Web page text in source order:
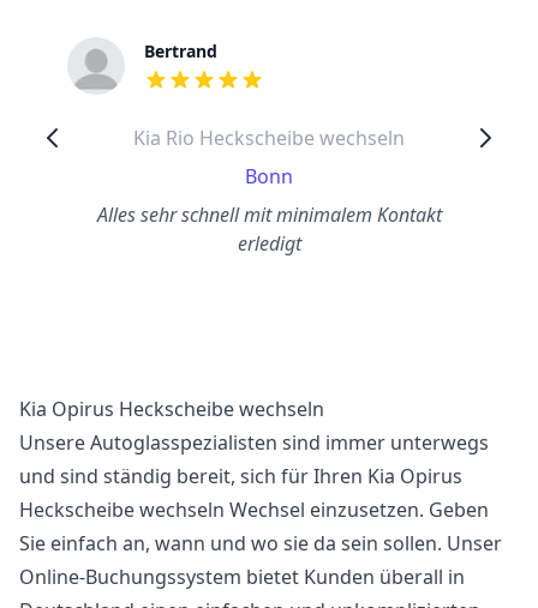
Bertrand
out of 5 stars
Kia Rio Heckscheibe wechseln
Bonn
Alles sehr schnell mit minimalem Kontakt
erledigt
Kia Opirus Heckscheibe wechseln
Unsere Autoglasspezialisten sind immer unterwegs
und sind ständig bereit, sich für Ihren Kia Opirus
Heckscheibe wechseln Wechsel einzusetzen. Geben
Sie einfach an, wann und wo sie da sein sollen. Unser
Online-Buchungssystem bietet Kunden überall in